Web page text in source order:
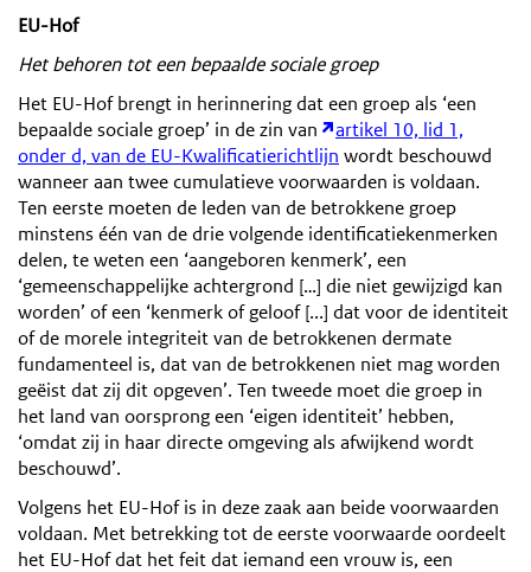
EU-Hof
Het behoren tot een bepaalde sociale groep
Het EU-Hof brengt in herinnering dat een groep als ‘een
bepaalde sociale groep’ in de zin van
artikel 10, lid 1,
onder d, van de EU-Kwalificatierichtlijn wordt beschouwd
wanneer aan twee cumulatieve voorwaarden is voldaan.
Ten eerste moeten de leden van de betrokkene groep
minstens één van de drie volgende identificatiekenmerken
delen, te weten een ‘aangeboren kenmerk’, een
‘gemeenschappelijke achtergrond […] die niet gewijzigd kan
worden’ of een ‘kenmerk of geloof [...] dat voor de identiteit
of de morele integriteit van de betrokkenen dermate
fundamenteel is, dat van de betrokkenen niet mag worden
geëist dat zij dit opgeven’. Ten tweede moet die groep in
het land van oorsprong een ‘eigen identiteit’ hebben,
‘omdat zij in haar directe omgeving als afwijkend wordt
beschouwd’.
Volgens het EU-Hof is in deze zaak aan beide voorwaarden
voldaan. Met betrekking tot de eerste voorwaarde oordeelt
het EU-Hof dat het feit dat iemand een vrouw is, een